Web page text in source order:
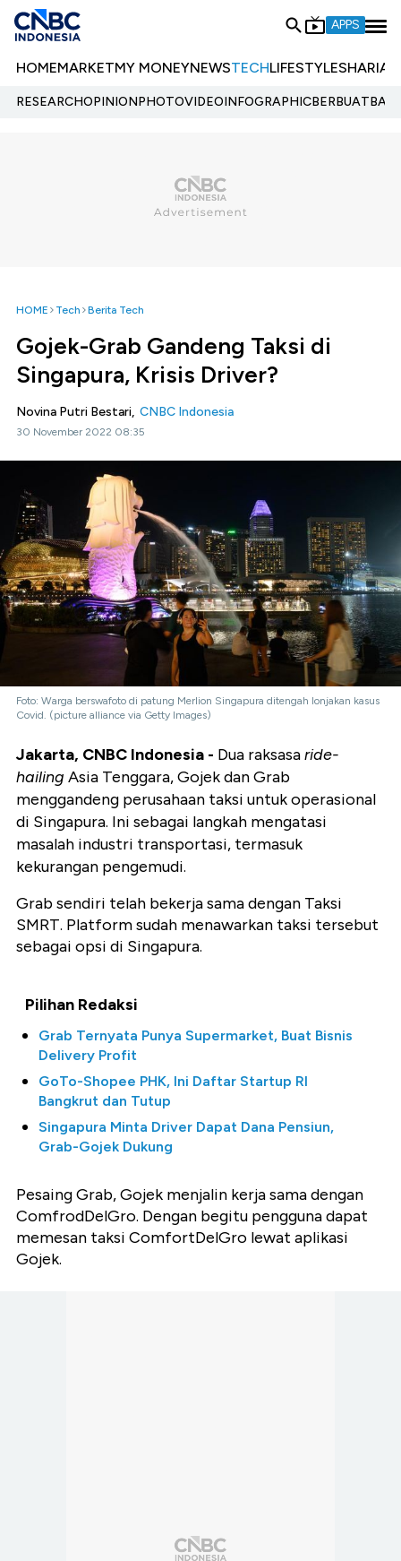
APPS
HOMEMARKETMY MONEYNEWSTECHLIFESTYLESHARIA
RESEARCHOPINIONPHOTOVIDEOINFOGRAPHIC
HOME Tech Berita Tech
Gojek-Grab Gandeng Taksi di
Singapura, Krisis Driver?
Novina Putri Bestari, CNBC Indonesia
30 November 2022 08:35
Foto: Warga berswafoto di patung Merlion Singapura ditengah lonjakan kasus
Covid. (picture alliance via Getty Images)
Jakarta, CNBC Indonesia - Dua raksasaride-
hailing Asia Tenggara, Gojek dan Grab
menggandeng perusahaan taksi untuk operasional
di Singapura. Ini sebagai langkah mengatasi
masalah industri transportasi, termasuk
kekurangan pengemudi.
Grab sendiri telah bekerja sama dengan Taksi
SMRT. Platform sudah menawarkan taksi tersebut
sebagai opsi di Singapura.
Pilihan Redaksi
Grab Ternyata Punya Supermarket, Buat Bisnis
Delivery Profit
GoTo-Shopee PHK, Ini Daftar Startup RI
Bangkrut dan Tutup
Singapura Minta Driver Dapat Dana Pensiun,
Grab-Gojek Dukung
Pesaing Grab, Gojek menjalin kerja sama dengan
ComfrodDelGro. Dengan begitu pengguna dapat
memesan taksi ComfortDelGro lewat aplikasi
Gojek.